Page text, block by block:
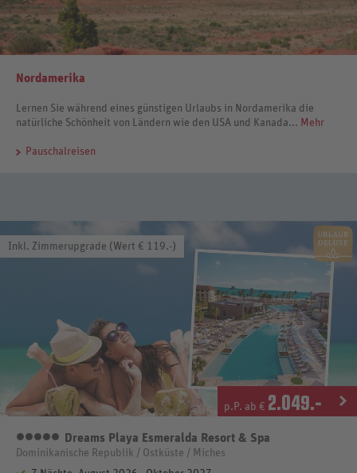
Nordamerika
Lernen Sie während eines günstigen Urlaubs in Nordamerika die
natürliche Schönheit von Ländern wie den USA und Kanada... Mehr
Pauschalreisen
Inkl. Zimmerupgrade (Wert € 119.-)
p.P. ab € 2.049.-
5 Sterne
Dreams Playa Esmeralda Resort & Spa
Dominikanische Republik / Ostküste / Miches